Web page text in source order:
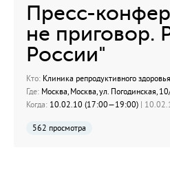
Пресс-
не приговор.
России"
Кто: Клиника репродуктивного
Где: Москва, Москва, ул. Погодинская,
Когда: 10.02.10 (17:00—19:00) |
562 просмотра